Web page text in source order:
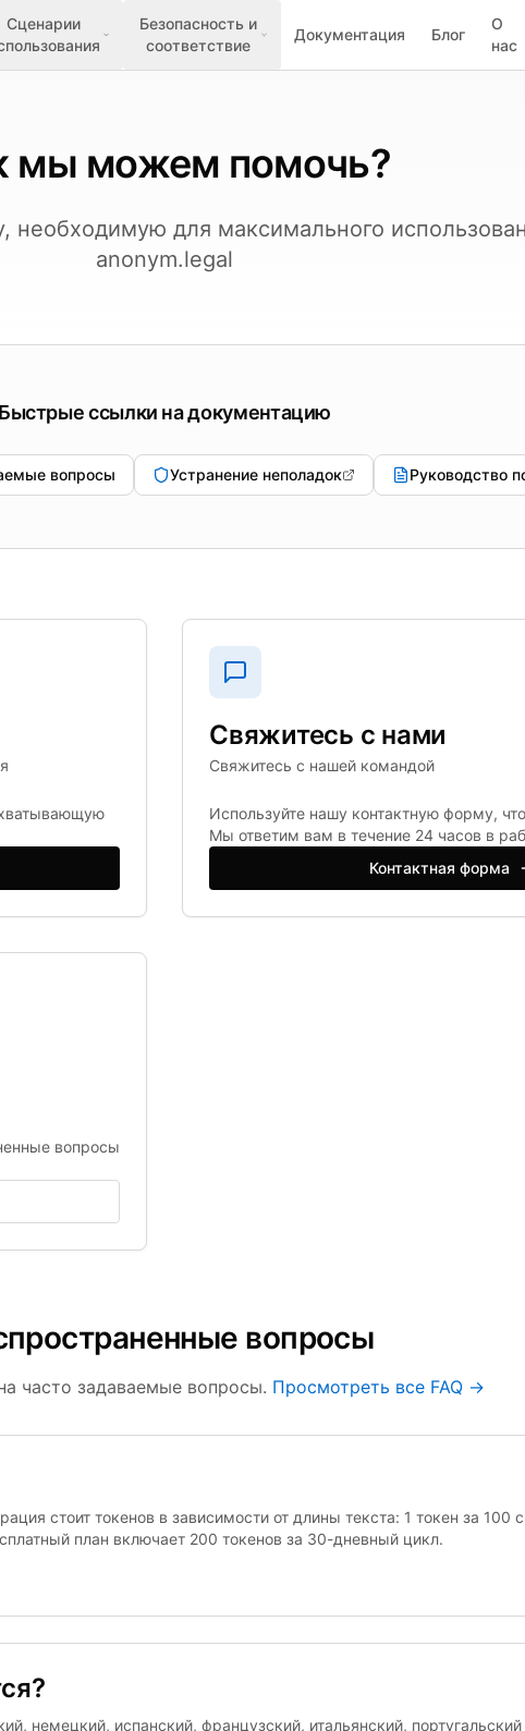
Сценарии
Безопасность и
соответствие
Документация Блог
О
нас
мы можем помочь?
необходимую для максимального
anonym.legal
Быстрые ссылки на документацию
вопросы Устранение неполадок Руководство
Свяжитесь с нами
Свяжитесь с нашей командой
Используйте нашу контактную форму,
Мы ответим вам в течение 24 часов в
Контактная форма
вопросы
вопросы
часто задаваемые вопросы. Просмотреть все FAQ →
стоит токенов в зависимости от длины текста: 1 токен за 100
план включает 200 токенов за 30-дневный цикл.
немецкий, испанский, французский, итальянский,